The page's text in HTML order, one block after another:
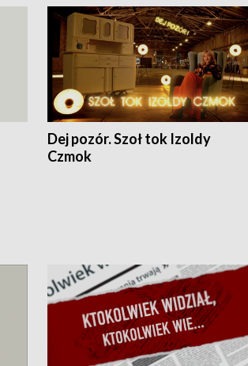
Dej pozór. Szoł tok Izoldy
Czmok